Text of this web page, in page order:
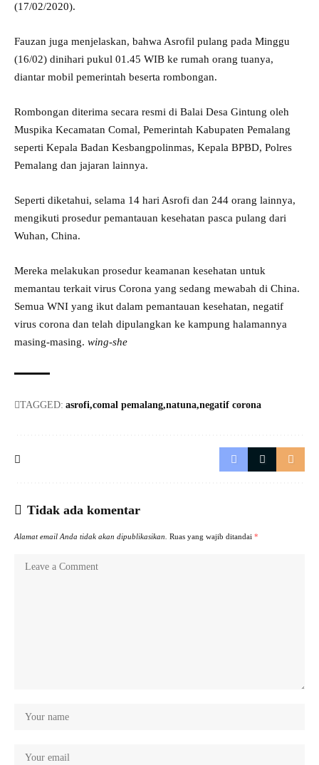
(17/02/2020).
Fauzan juga menjelaskan, bahwa Asrofil pulang pada Minggu
(16/02) dinihari pukul 01.45 WIB ke rumah orang tuanya,
diantar mobil pemerintah beserta rombongan.
Rombongan diterima secara resmi di Balai Desa Gintung oleh
Muspika Kecamatan Comal, Pemerintah Kabupaten Pemalang
seperti Kepala Badan Kesbangpolinmas, Kepala BPBD, Polres
Pemalang dan jajaran lainnya.
Seperti diketahui, selama 14 hari Asrofi dan 244 orang lainnya,
mengikuti prosedur pemantauan kesehatan pasca pulang dari
Wuhan, China.
Mereka melakukan prosedur keamanan kesehatan untuk
memantau terkait virus Corona yang sedang mewabah di China.
Semua WNI yang ikut dalam pemantauan kesehatan, negatif
virus corona dan telah dipulangkan ke kampung halamannya
masing-masing. wing-she
TAGGED: asrofi comal pemalang natuna negatif corona
Tidak ada komentar
Alamat email Anda tidak akan dipublikasikan. Ruas yang wajib ditandai *